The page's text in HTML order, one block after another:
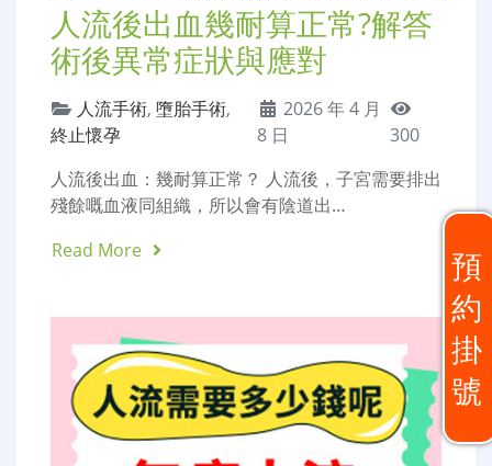
人流後出血幾耐算正常?解答
術後異常症狀與應對
人流手術, 墮胎手術,
終止懷孕
2026 年 4 月
8 日
300
人流後出血：幾耐算正常？ 人流後，子宮需要排出
殘餘嘅血液同組織，所以會有陰道出…
Read More
預
約
掛
號